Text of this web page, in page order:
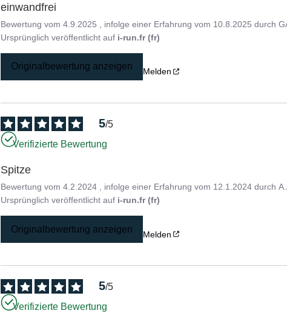
einwandfrei
Bewertung vom4.9.2025 , infolge einer Erfahrung vom 10.8.2025 durch
Ursprünglich veröffentlicht auf i-run.fr (fr)
Originalbewertung anzeigen Melden
5/5
Verifizierte Bewertung
Spitze
Bewertung vom4.2.2024 , infolge einer Erfahrung vom 12.1.2024 durch
Ursprünglich veröffentlicht auf i-run.fr (fr)
Originalbewertung anzeigen Melden
5/5
Verifizierte Bewertung